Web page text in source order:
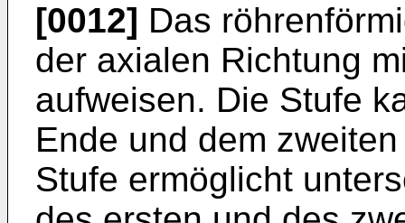
[0012] Das
der axialen Richtung
aufweisen. Die Stufe
Ende und dem
Stufe ermöglicht